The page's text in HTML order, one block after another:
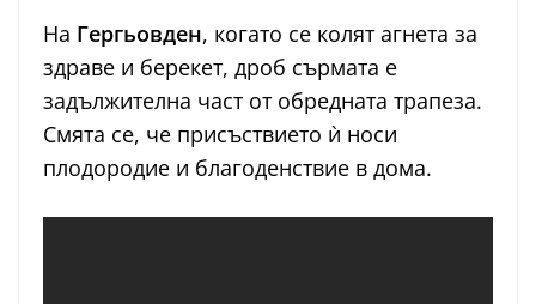
На Гергьовден, когато се колят агнета за
здраве и берекет, дроб сърмата е
задължителна част от обредната трапеза.
Смята се, че присъствието ѝ носи
плодородие и благоденствие в дома.